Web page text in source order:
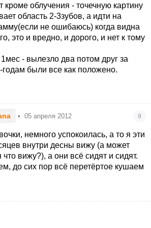
кроме облучения - точечную картину
область 2-3зубов, а идти на
не ошибаюсь) когда видна
это и вредно, и дорого, и нет к тому
1мес - вылезло два потом друг за
годам были все как положено.
• 05 апреля 2012 9
немного успокоилась, а то я эти
внутри десны вижу (а может
что вижу?), а они всё сидят и сидят.
до сих пор всё перетёртое кушаем